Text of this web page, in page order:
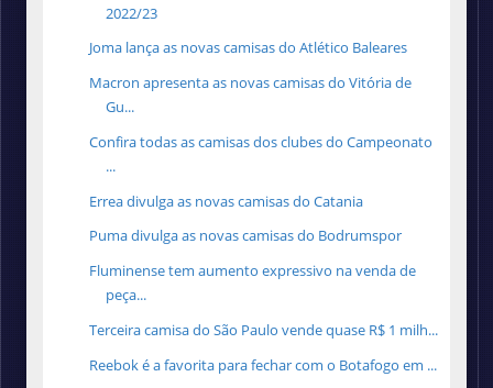
2022/23
Joma lança as novas camisas do Atlético Baleares
Macron apresenta as novas camisas do Vitória de
Gu...
Confira todas as camisas dos clubes do Campeonato
...
Errea divulga as novas camisas do Catania
Puma divulga as novas camisas do Bodrumspor
Fluminense tem aumento expressivo na venda de
peça...
Terceira camisa do São Paulo vende quase R$ 1 milh...
Reebok é a favorita para fechar com o Botafogo em ...